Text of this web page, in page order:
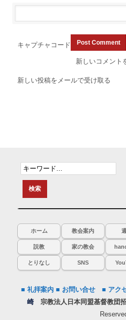
キャプチャコード
新しいコメント
新しい投稿をメールで受け取る
ホーム 教会案内
説教 家の教会
とりなし SNS
■ 礼拝案内 ■ お問い合せ ■ アク
崎
宗教法人日本同盟基督教団